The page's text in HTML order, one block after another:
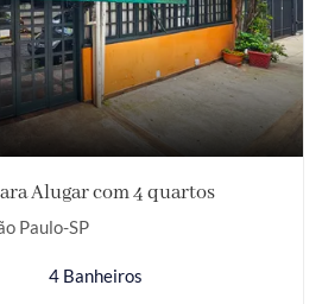
Alugar com 4 quartos
Paulo-SP
4 Banheiros